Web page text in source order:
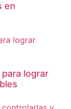
en
lograr